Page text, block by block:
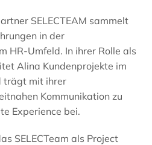
SELECTEAM sammelt
in der
HR-Umfeld. In ihrer Rolle als
Alina Kundenprojekte im
trägt mit ihrer
Kommunikation zu
Experience bei.
SELECTeam als Project